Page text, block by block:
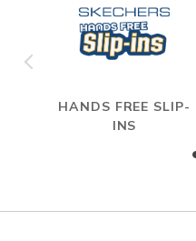
HANDS FREE SLIP-
INS